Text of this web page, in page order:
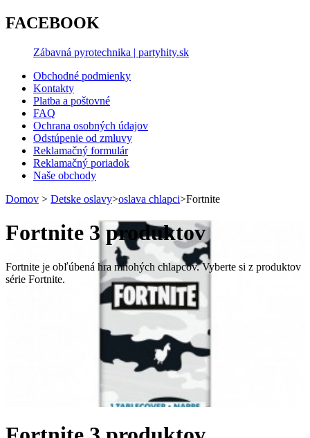
FACEBOOK
Zábavná pyrotechnika | partyhity.sk
Obchodné podmienky
Kontakty
Platba a poštovné
FAQ
Ochrana osobných údajov
Odstúpenie od zmluvy
Reklamačný formulár
Reklamačný poriadok
Naše obchody
Domov > Detske oslavy>oslava chlapci>Fortnite
Fortnite 3 produktov
Fortnite je obľúbená hra mnohých chlapcov. Vyberte si z produktov
série Fortnite.